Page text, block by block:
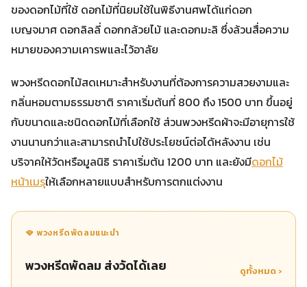
ของดอกไม้ที่ใช้ ดอกไม้ที่นิยมใช้ในพิธีงานศพได้แก่ดอก
เบญจมาศ ดอกลิลลี่ ดอกกล้วยไม้ และดอกมะลิ ซึ่งล้วนสื่อความ
หมายของความเคารพและไว้อาลัย
พวงหรีดดอกไม้สดเหมาะสำหรับงานที่ต้องการความสวยงามและ
กลิ่นหอมตามธรรมชาติ ราคาเริ่มต้นที่ 800 ถึง 1500 บาท ขึ้นอยู่
กับขนาดและชนิดดอกไม้ที่เลือกใช้ ส่วนพวงหรีดผ้าจะมีอายุการใช้
งานนานกว่าและสามารถนำไปใช้ประโยชน์ต่อได้หลังงาน เช่น
บริจาคให้วัดหรือมูลนิธิ ราคาเริ่มต้น 1200 บาท และยังมีดอกไม้
หน้าเมรุให้เลือกหลายแบบสำหรับการตกแต่งงาน
🪭 พวงหรีดพัดลมแนะนำ
พวงหรีดพัดลม ส่งวัดได้เลย ดูทั้งหมด ›